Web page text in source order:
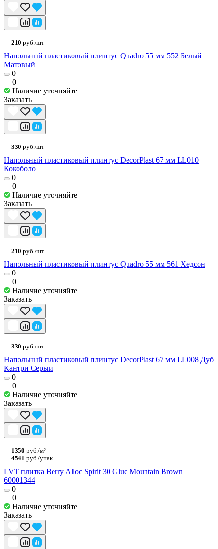
210 руб./шт
Напольный пластиковый плинтус Quadro 55 мм 552 Белый
Матовый
0
0
Наличие уточняйте
Заказать
330 руб./шт
Напольный пластиковый плинтус DecorPlast 67 мм LL010
Кокоболо
0
0
Наличие уточняйте
Заказать
210 руб./шт
Напольный пластиковый плинтус Quadro 55 мм 561 Хедсон
0
0
Наличие уточняйте
Заказать
330 руб./шт
Напольный пластиковый плинтус DecorPlast 67 мм LL008 Дуб
Кантри Серый
0
0
Наличие уточняйте
Заказать
1350 руб./м²
4541 руб./упак
LVT плитка Berry Alloc Spirit 30 Glue Mountain Brown
60001344
0
0
Наличие уточняйте
Заказать